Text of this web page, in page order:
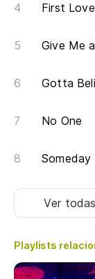
First Love
Give Me
Gotta
No One
Someday
Ver
Playlists